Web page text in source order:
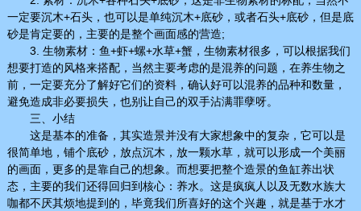
一定要沉木+石头，也可以是单纯沉木+底砂，或者石头+底砂，但是底
砂是肯定要的，主要的是整个画面感的营造;
3. 生物素材：鱼+虾+螺+水草+蟹，生物素材很多，可以根据我们
想要打造的风格来搭配，当然主要考虑的是混养的问题，在养生物之
前，一定要充分了解好它们的资料，确认好可以混养的品种和数量，
避免造成非必要损失，也别让自己的双手沾满罪孽呀。
三、小结
这是基本的准备，其实造景并没有大家想象中的复杂，它可以是
很简单地，铺个底砂，放点沉木，放一颗水草，就可以形成一个美丽
的画面，更多的是靠自己的想象。而想要把整个造景的鱼缸养出状
态，主要的我们还得回归到核心：养水。这是疯疯人以及无数水族大
咖都不厌其烦地提到的，毕竟我们所喜好的这个兴趣，就是基于水才